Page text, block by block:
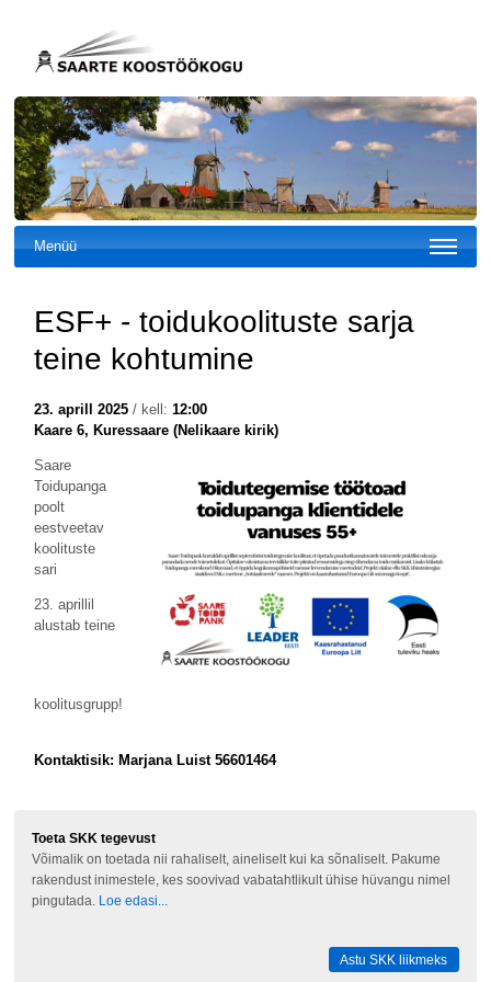
Menüü
ESF+ - toidukoolituste sarja
teine kohtumine
23. aprill 2025/ kell: 12:00
Kaare 6, Kuressaare (Nelikaare kirik)
Saare
Toidupanga
poolt
eestveetav
koolituste
sari
23. aprillil
alustab teine
koolitusgrupp!
Kontaktisik: Marjana Luist 56601464
Toeta SKK tegevust
Võimalik on toetada nii rahaliselt, aineliselt kui ka sõnaliselt. Pakume
rakendust inimestele, kes soovivad vabatahtlikult ühise hüvangu nimel
pingutada.
Loe edasi...
Astu SKK liikmeks